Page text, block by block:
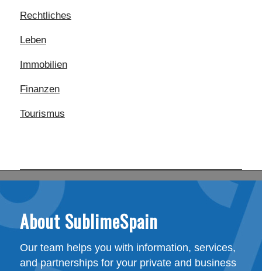
Rechtliches
Leben
Immobilien
Finanzen
Tourismus
About SublimeSpain
Our team helps you with information, services,
and partnerships for your private and business